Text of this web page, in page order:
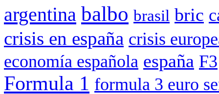
argentina balbo brasil bric
crisis en españa crisis
economía española españa F3
Formula 1 formula 3 euro